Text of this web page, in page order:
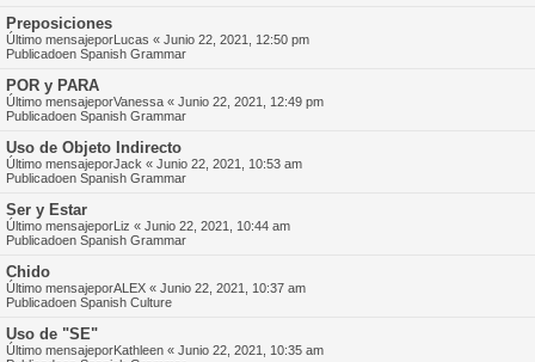
Preposiciones
Último mensajeporLucas « Junio 22, 2021, 12:50 pm
Publicadoen Spanish Grammar
POR y PARA
Último mensajeporVanessa « Junio 22, 2021, 12:49 pm
Publicadoen Spanish Grammar
Uso de Objeto Indirecto
Último mensajeporJack « Junio 22, 2021, 10:53 am
Publicadoen Spanish Grammar
Ser y Estar
Último mensajeporLiz « Junio 22, 2021, 10:44 am
Publicadoen Spanish Grammar
Chido
Último mensajeporALEX « Junio 22, 2021, 10:37 am
Publicadoen Spanish Culture
Uso de "SE"
Último mensajeporKathleen « Junio 22, 2021, 10:35 am